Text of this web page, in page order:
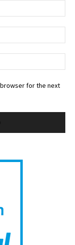
for the next